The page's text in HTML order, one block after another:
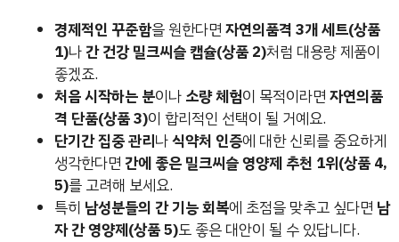
경제적인 꾸준함을 원한다면 자연의품격 3개 세트(상품
1)나간 건강 밀크씨슬 캡슐(상품 2)처럼 대용량 제품이
좋겠죠.
처음 시작하는 분이나 소량 체험이 목적이라면 자연의품
격 단품(상품 3)이 합리적인 선택이 될 거예요.
단기간 집중 관리나식약처 인증에 대한 신뢰를 중요하게
생각한다면 간에 좋은 밀크씨슬 영양제 추천 1위(상품 4,
5)를 고려해 보세요.
특히 남성분들의 간 기능 회복에 초점을 맞추고 싶다면 남
자 간 영양제(상품 5)도 좋은 대안이 될 수 있답니다.